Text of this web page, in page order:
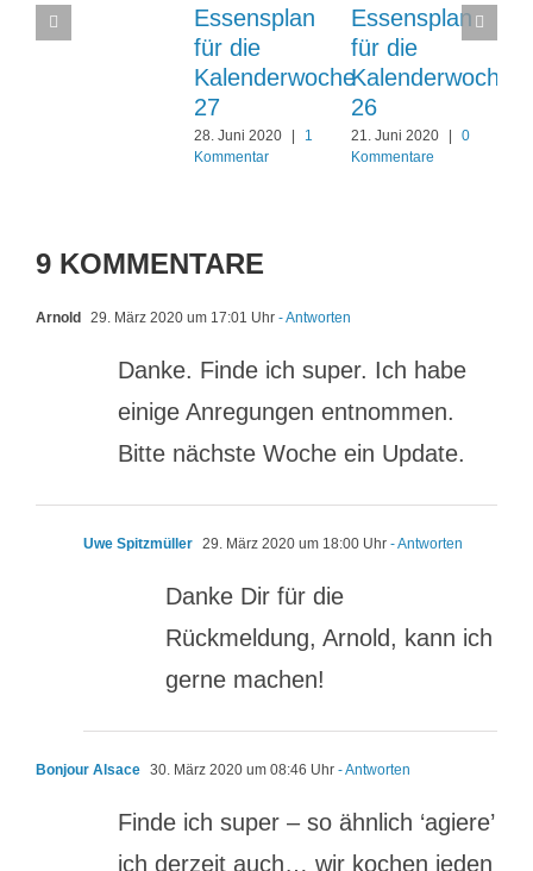
Essensplan
für die
Kalenderwoche
27
28. Juni 2020
1
Kommentar
Essensplan
für die
Kalenderwoche
26
21. Juni 2020
0
Kommentare
9 KOMMENTARE
Arnold 29. März 2020 um 17:01 Uhr - Antworten
Danke. Finde ich super. Ich habe
einige Anregungen entnommen.
Bitte nächste Woche ein Update.
Uwe Spitzmüller 29. März 2020 um 18:00 Uhr - Antworten
Danke Dir für die
Rückmeldung, Arnold, kann ich
gerne machen!
Bonjour Alsace 30. März 2020 um 08:46 Uhr - Antworten
Finde ich super – so ähnlich ‘agiere’
ich derzeit auch… wir kochen jeden